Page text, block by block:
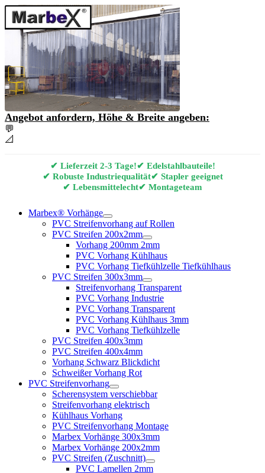
Angebot anfordern, Höhe & Breite angeben:
💬
📐
✔ Lieferzeit 2-3 Tage!✔ Edelstahlbauteile!
✔ Robuste Industriequalität✔ Stapler geeignet
✔ Lebensmittelecht✔ Montageteam
Marbex® Vorhänge
PVC Streifenvorhang auf Rollen
PVC Streifen 200x2mm
Vorhang 200mm 2mm
PVC Vorhang Kühlhaus
PVC Vorhang Tiefkühlzelle Tiefkühlhaus
PVC Streifen 300x3mm
Streifenvorhang Transparent
PVC Vorhang Industrie
PVC Vorhang Transparent
PVC Vorhang Kühlhaus 3mm
PVC Vorhang Tiefkühlzelle
PVC Streifen 400x3mm
PVC Streifen 400x4mm
Vorhang Schwarz Blickdicht
Schweißer Vorhang Rot
PVC Streifenvorhang
Scherensystem verschiebbar
Streifenvorhang elektrisch
Kühlhaus Vorhang
PVC Streifenvorhang Montage
Marbex Vorhänge 300x3mm
Marbex Vorhänge 200x2mm
PVC Streifen (Zuschnitt)
PVC Lamellen 2mm